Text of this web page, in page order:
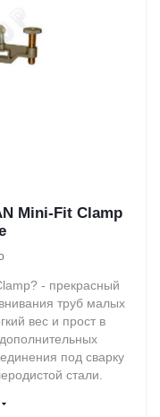
Mini-Fit Clamp
- прекрасный
труб малых
вес и прост в
под сварку
стали.